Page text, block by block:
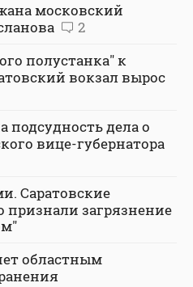
московский
2
полустанка" к
вокзал вырос
подсудность дела о
вице-губернатора
Саратовские
загрязнение
областным